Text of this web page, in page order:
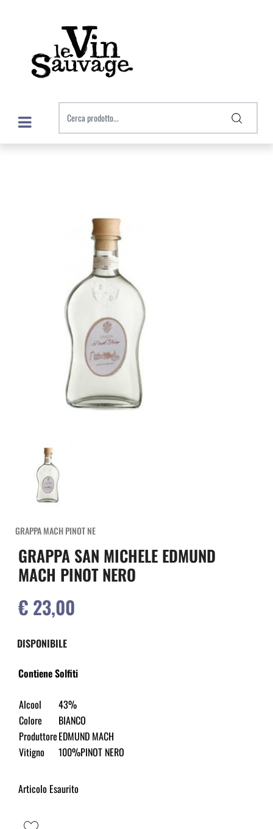
Open menu
GRAPPA MACH PINOT NE
GRAPPA SAN MICHELE EDMUND
MACH PINOT NERO
€ 23,00
DISPONIBILE
Contiene Solfiti
Alcool
43%
Colore
BIANCO
ProduttoreEDMUND MACH
Vitigno
100%PINOT NERO
Articolo Esaurito